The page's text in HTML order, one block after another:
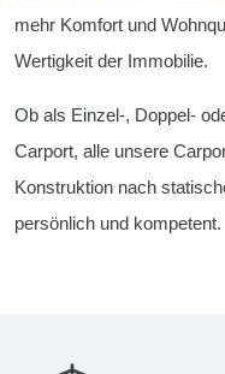
mehr Komfort und
Wertigkeit der Immobilie.
Ob als Einzel-, Doppel-
Carport, alle unsere
Konstruktion nach
persönlich und kompetent.